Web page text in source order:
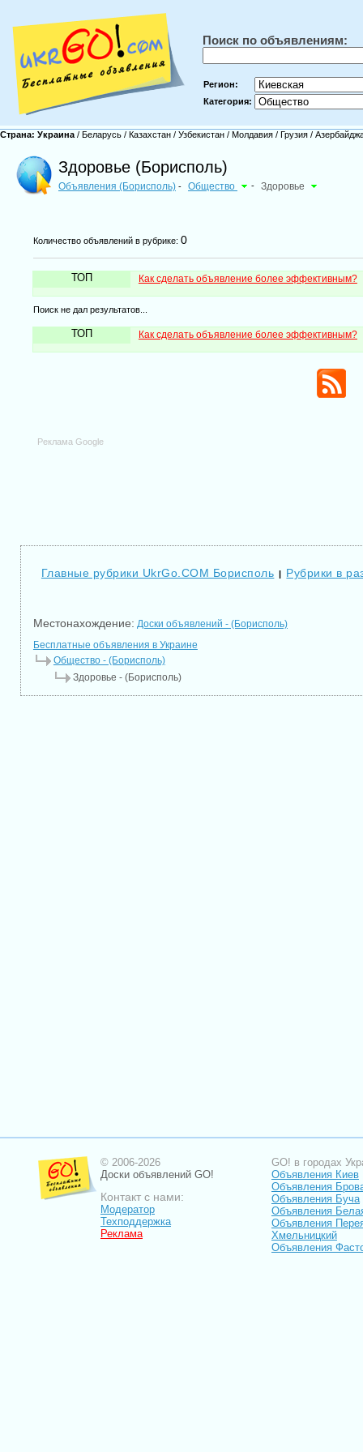
Поиск по объявлениям:
Регион:
Категория:
Страна: Украина / Беларусь / Казахстан / Узбекистан / Молдавия / Грузия /
Здоровье (Борисполь)
Объявления (Борисполь) - Общество - Здоровье
Количество объявлений в рубрике: 0
ТОП Как сделать объявление более эффективным?
Поиск не дал результатов...
ТОП Как сделать объявление более эффективным?
Реклама Google
Главные рубрики UkrGo.COM Борисполь | Рубрики в
Местонахождение: Доски объявлений - (Борисполь)
Бесплатные объявления в Украине
Общество - (Борисполь)
Здоровье - (Борисполь)
© 2006-2026
Доски объявлений GO!
Контакт с нами:
Модератор
Техподдержка
Реклама
GO! в городах
Объявления Киев
Объявления
Объявления Буча
Объявления
Объявления
Хмельницкий
Объявления